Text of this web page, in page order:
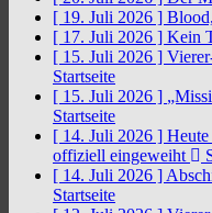
[ 19. Juli 2026 ]
[ 17. Juli 2026 ] Kein
[ 15. Juli 2026 ]
Startseite
[ 15. Juli 2026 ]
Startseite
[ 14. Juli 2026 ]
offiziell eingeweiht
[ 14. Juli 2026 ]
Startseite